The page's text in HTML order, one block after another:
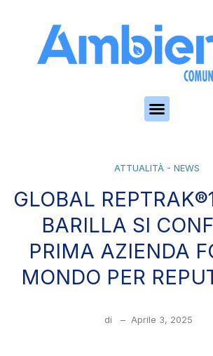
ATTUALITÀ - NEWS
GLOBAL
BARILLA SI
PRIMA AZIENDA
MONDO PER
di – Aprile 3, 2025